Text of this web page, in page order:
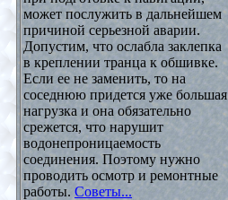
может послужить в дальнейшем
причиной серьезной аварии.
Допустим, что ослабла заклепка
в креплении транца к обшивке.
Если ее не заменить, то на
соседнюю придется уже большая
нагрузка и она обязательно
срежется, что нарушит
водонепроницаемость
соединения. Поэтому нужно
проводить осмотр и ремонтные
работы. Советы...